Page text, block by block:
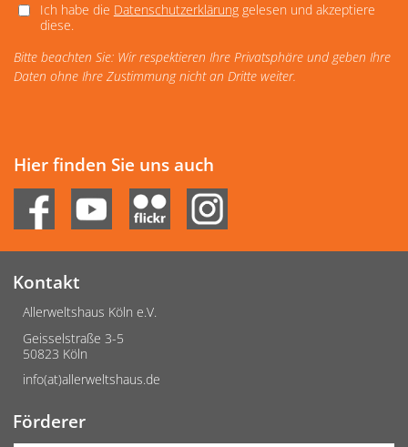
Ich habe die Datenschutzerklärunggelesen und akzeptiere
diese.
Bitte beachten Sie: Wir respektieren Ihre Privatsphäre und geben Ihre
Daten ohne Ihre Zustimmung nicht an Dritte weiter.
Hier finden Sie uns auch
Kontakt
Allerweltshaus Köln e.V.
Geisselstraße 3-5
50823 Köln
info(at)allerweltshaus.de
Förderer